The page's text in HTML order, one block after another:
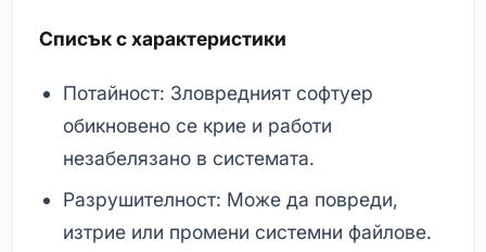
Списък с характеристики
Потайност: Зловредният софтуер
обикновено се крие и работи
незабелязано в системата.
Разрушителност: Може да повреди,
изтрие или промени системни файлове.